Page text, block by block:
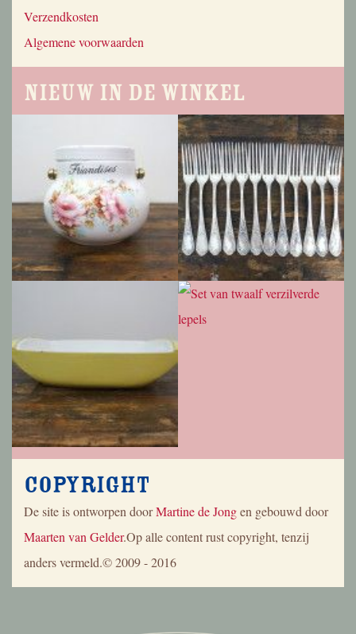
Verzendkosten
Algemene voorwaarden
Nieuw in de winkel
Copyright
De site is ontworpen doorMartine de Jongen gebouwd door
Maarten van Gelder.Op alle content rust copyright, tenzij
anders vermeld.© 2009 - 2016